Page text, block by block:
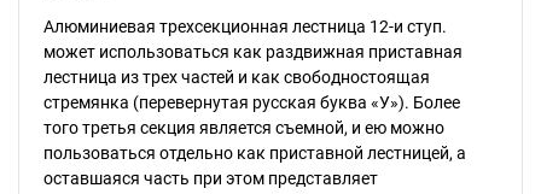
Алюминиевая трехсекционная лестница 12-и ступ.
может использоваться как раздвижная приставная
лестница из трех частей и как свободностоящая
стремянка (перевернутая русская буква «У»). Более
того третья секция является съемной, и ею можно
пользоваться отдельно как приставной лестницей, а
оставшаяся часть при этом представляет